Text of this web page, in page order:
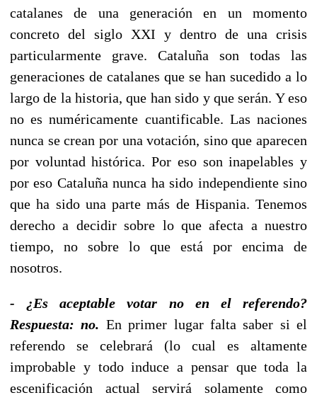
catalanes de una generación en un momento
concreto del siglo XXI y dentro de una crisis
particularmente grave. Cataluña son todas las
generaciones de catalanes que se han sucedido a lo
largo de la historia, que han sido y que serán. Y eso
no es numéricamente cuantificable. Las naciones
nunca se crean por una votación, sino que aparecen
por voluntad histórica. Por eso son inapelables y
por eso Cataluña nunca ha sido independiente sino
que ha sido una parte más de Hispania. Tenemos
derecho a decidir sobre lo que afecta a nuestro
tiempo, no sobre lo que está por encima de
nosotros.
- ¿Es aceptable votar no en el referendo?
Respuesta: no. En primer lugar falta saber si el
referendo se celebrará (lo cual es altamente
improbable y todo induce a pensar que toda la
escenificación actual servirá solamente como